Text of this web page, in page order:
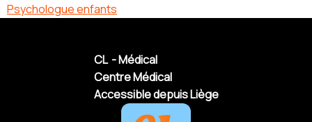
Psychologue enfants
CL - Médical
Centre Médical
Accessible depuis Liège